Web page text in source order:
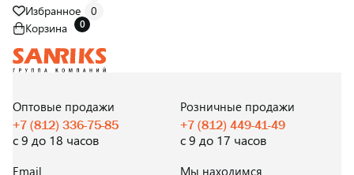
Избранное
0
Корзина
0
И В РОЗНИЦУ
Оптовые продажи
+7 (812) 336-75-85
с 9 до 18 часов
Розничные продажи
+7 (812) 449-41-49
с 9 до 17 часов
Email Мы находимся